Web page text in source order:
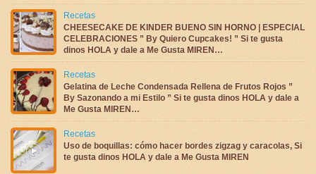
Recetas
CHEESECAKE DE KINDER BUENO SIN HORNO | ESPECIAL
CELEBRACIONES ” By Quiero Cupcakes! ” Si te gusta
dinos HOLA y dale a Me Gusta MIREN…
Recetas
Gelatina de Leche Condensada Rellena de Frutos Rojos ”
By Sazonando a mi Estilo ” Si te gusta dinos HOLA y dale a
Me Gusta MIREN…
Recetas
Uso de boquillas: cómo hacer bordes zigzag y caracolas, Si
te gusta dinos HOLA y dale a Me Gusta MIREN